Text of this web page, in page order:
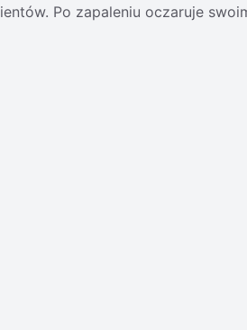
Po zapaleniu oczaruje